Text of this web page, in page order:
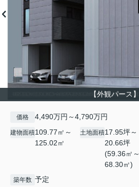
【外観パース】
価格 4,490万円～4,790万円
建物面積109.77㎡～
125.02㎡
土地面積17.95坪～
20.66坪
(59.36㎡～
68.30㎡)
築年数 予定